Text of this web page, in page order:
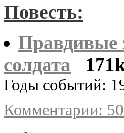
Повесть:
Правдивые
солдата
Годы событий:
Комментарии: